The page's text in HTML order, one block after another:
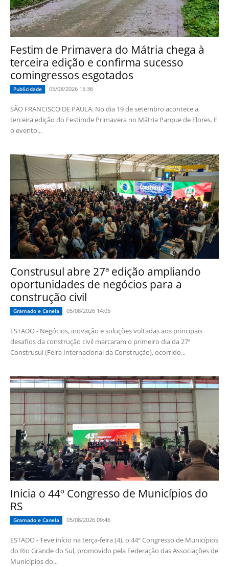
Festim de Primavera do Mátria chega à
terceira edição e confirma sucesso
comingressos esgotados
Publicidade 05/08/2026 15:36
SÃO FRANCISCO DE PAULA: No dia 19 de setembro acontece a
terceira edição do Festimde Primavera no Mátria Parque de Flores. E
o evento...
Construsul abre 27ª edição ampliando
oportunidades de negócios para a
construção civil
Gramado e Canela 05/08/2026 14:05
ESTADO - Negócios, inovação e soluções voltadas aos principais
desafios da construção civil marcaram o primeiro dia da 27ª
Construsul (Feira Internacional da Construção), ocorrido...
Inicia o 44º Congresso de Municípios do
RS
Gramado e Canela 05/08/2026 09:46
ESTADO - Teve início na terça-feira (4), o 44º Congresso de Municípios
do Rio Grande do Sul, promovido pela Federação das Associações de
Municípios do...